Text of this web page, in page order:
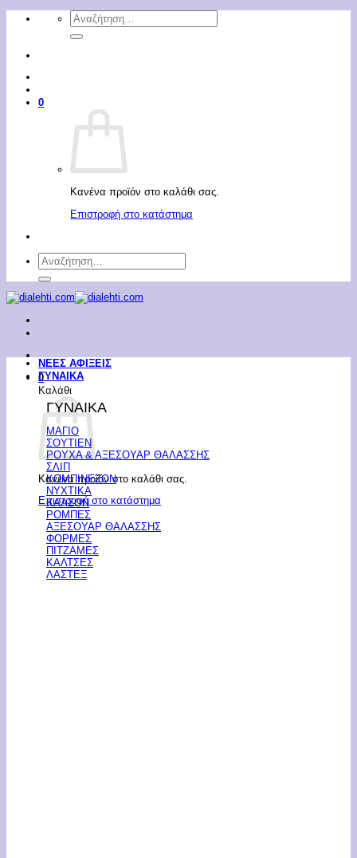
Μετάβαση
Αναζήτηση
για:
0
Κανένα προϊόν στο καλάθι σας.
Επιστροφή στο κατάστημα
Αναζήτηση
για:
0
Καλάθι
Κανένα προϊόν στο καλάθι σας.
Επιστροφή στο κατάστημα
ΝΕΕΣ ΑΦΙΞΕΙΣ
ΓΥΝΑΙΚΑ
ΓΥΝΑΙΚΑ
ΜΑΓΙΟ
ΣΟΥΤΙΕΝ
ΡΟΥΧΑ & ΑΞΕΣΟΥΑΡ ΘΑΛΑΣΣΗΣ
ΣΛΙΠ
ΚΟΜΠΙΝΕΖΟΝ
ΝΥΧΤΙΚΑ
ΚΑΛΣΟΝ
ΡΟΜΠΕΣ
ΑΞΕΣΟΥΑΡ ΘΑΛΑΣΣΗΣ
ΦΟΡΜΕΣ
ΠΙΤΖΑΜΕΣ
ΚΑΛΤΣΕΣ
ΛΑΣΤΕΞ